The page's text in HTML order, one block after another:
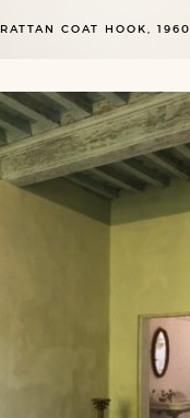
RATTAN COAT HOOK, 1960